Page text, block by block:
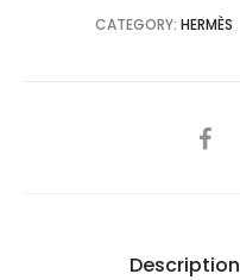
CATEGORY: HERMÈS
SHARE
Description